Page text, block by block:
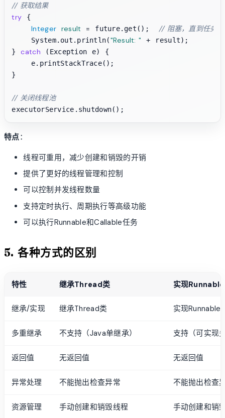
// 获取结果
try {
Integer result = future.get(); // 阻塞，直到任务
    System.out.println(
"Result: "
+ result);
} catch (Exception e) {
    e.printStackTrace();
}
// 关闭线程池
特点：
线程可重用，减少创建和销毁的开销
提供了更好的线程管理和控制
可以控制并发线程数量
支持定时执行、周期执行等高级功能
可以执行Runnable和Callable任务
5. 各种方式的区别
特性 继承Thread类 实现
继承/实现 继承Thread类 实现Runnable
多重继承 不支持（Java单继承） 支持（可实现
返回值 无返回值 无返回值
异常处理 不能抛出检查异常 不能抛出检查
资源管理 手动创建和销毁线程 手动创建和销